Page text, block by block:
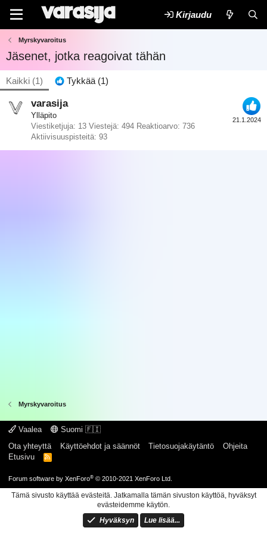
Kirjaudu
Myrskyvaroitus
Jäsenet, jotka reagoivat tähän
Kaikki (1) Tykkää (1)
21.1.2024
varasija
Ylläpito
Viestiketjuja 13 Viestejä 494 Reaktioarvo 736
Aktiivisuuspisteitä 93
Myrskyvaroitus
Vaalea
Suomi 🇫🇮
Ota yhteyttä
Käyttöehdot ja säännöt Tietosuojakäytäntö
Ohjeita
Etusivu
R
Forum software by XenForo® © 2010-2021 XenForo Ltd.
Tämä sivusto käyttää evästeitä. Jatkamalla tämän sivuston käyttöä, hyväksyt
evästeidemme käytön.
Hyväksyn
Lue lisää...